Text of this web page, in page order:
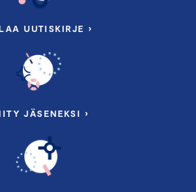
UUTISKIRJE ›
JÄSENEKSI ›